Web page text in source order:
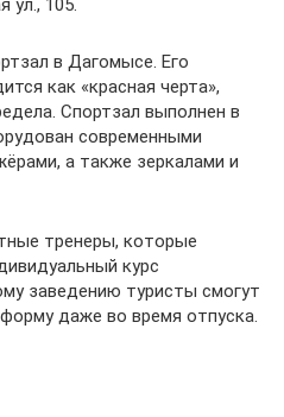
ул., 105.
в Дагомысе. Его
как «красная черта»,
Спортзал выполнен в
современными
а также зеркалами и
тренеры, которые
курс
заведению туристы смогут
даже во время отпуска.